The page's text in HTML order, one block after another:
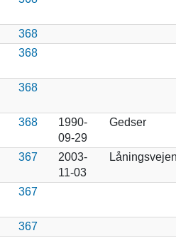
368
368
368
368
1990-
09-29
Gedser
367
2003-
11-03
367
367